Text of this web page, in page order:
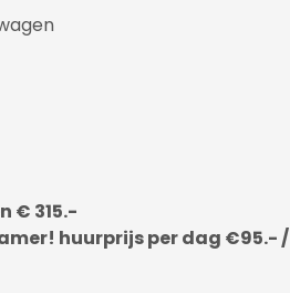
€ 315.-
huurprijs per dag €95.- /